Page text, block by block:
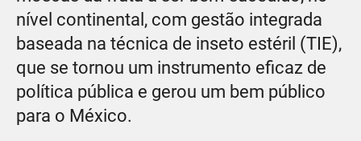
nível continental, com gestão integrada
baseada na técnica de inseto estéril (TIE),
que se tornou um instrumento eficaz de
política pública e gerou um bem público
para o México.